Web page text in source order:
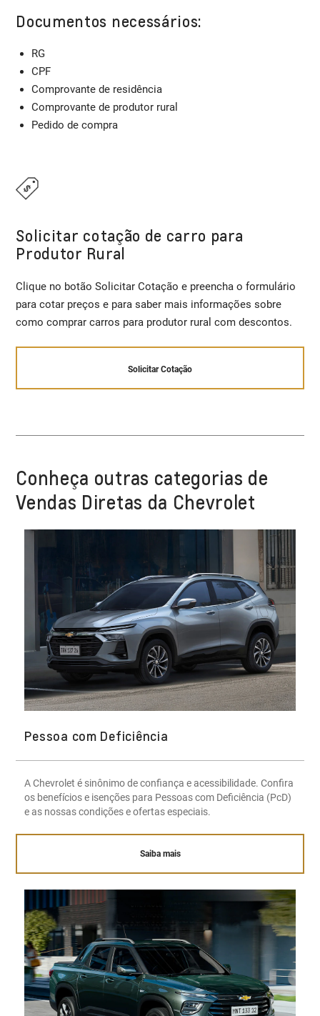
Documentos necessários:
RG
CPF
Comprovante de residência
Comprovante de produtor rural
Pedido de compra
Solicitar cotação de carro para
Produtor Rural
Clique no botão Solicitar Cotação e preencha o formulário
para cotar preços e para saber mais informações sobre
como comprar carros para produtor rural com descontos.
Solicitar Cotação
Conheça outras categorias de
Vendas Diretas da Chevrolet
Pessoa com Deficiência
A Chevrolet é sinônimo de confiança e acessibilidade. Confira
os benefícios e isenções para Pessoas com Deficiência (PcD)
e as nossas condições e ofertas especiais.
Saiba mais